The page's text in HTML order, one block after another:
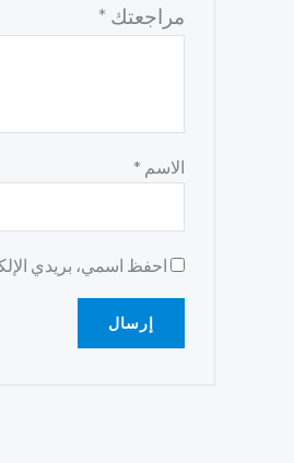
مراجعتك *
الاسم *
احفظ اسمي، بريدي